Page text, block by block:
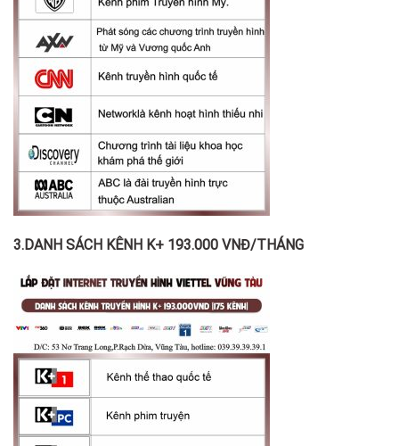
3.DANH SÁCH KÊNH K+ 193.000 VNĐ/THÁNG